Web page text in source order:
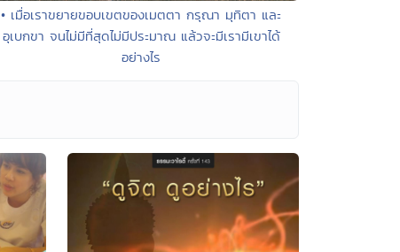
• เมื่อเราขยายขอบเขตของเมตตา กรุณา มุทิตา และ
อุเบกขา จนไม่มีที่สุดไม่มีประมาณ แล้วจะมีเรามีเขาได้
อย่างไร